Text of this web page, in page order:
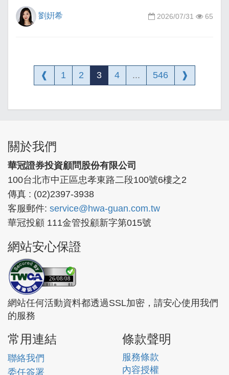
劉姸希 2026/07/31 65
❰ 1 2 3 4 ... 546 ❱
關於我們
華冠證券投資顧問股份有限公司
100台北市中正區忠孝東路二段100號6樓之2
傳真 : (02)2397-3938
客服郵件: service@hwa-guan.com.tw
華冠投顧 111金管投顧新字第015號
網站安心保證
26/08/08
網站任何活動資料都透過SSL加密，請安心使用我們
的服務
常用連結
聯絡我們
委任簽署
條款聲明
服務條款
內容授權